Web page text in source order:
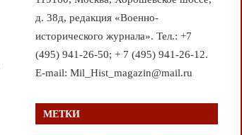
д. 38д, редакция «Военно-
исторического журнала». Тел.: +7
(495) 941-26-50; + 7 (495) 941-26-12.
E-mail: Mil_Hist_magazin@mail.ru
МЕТКИ